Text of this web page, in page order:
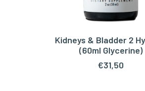
TOEVOEGEN AAN
Kidneys & Bladder 2
(60ml Glycerine)
€31,50